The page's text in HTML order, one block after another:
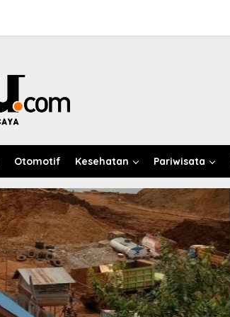
Otomotif Kesehatan Pariwisata